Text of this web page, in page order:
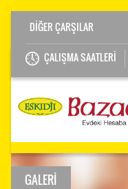
ÇALIŞMA SAATLERİ
GALERİ